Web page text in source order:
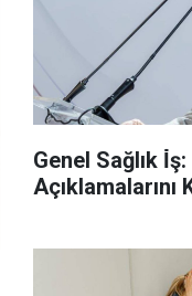
Genel Sağlık
Açıklamalarını